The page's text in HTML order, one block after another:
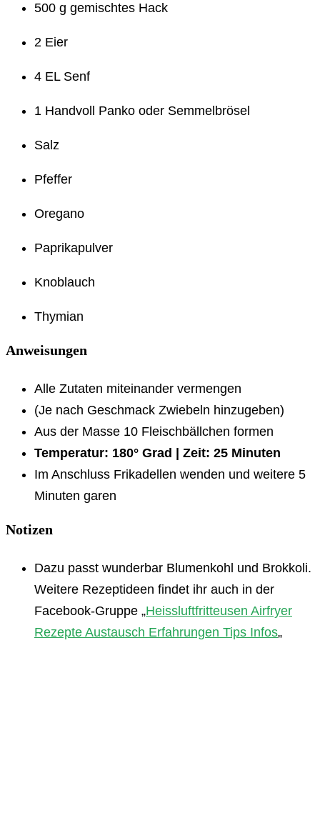
500 g gemischtes Hack
2 Eier
4 EL Senf
1 Handvoll Panko oder Semmelbrösel
Salz
Pfeffer
Oregano
Paprikapulver
Knoblauch
Thymian
Anweisungen
Alle Zutaten miteinander vermengen
(Je nach Geschmack Zwiebeln hinzugeben)
Aus der Masse 10 Fleischbällchen formen
Temperatur: 180° Grad | Zeit: 25 Minuten
Im Anschluss Frikadellen wenden und weitere 5
Minuten garen
Notizen
Dazu passt wunderbar Blumenkohl und Brokkoli.
Weitere Rezeptideen findet ihr auch in der
Facebook-Gruppe „Heissluftfritteusen Airfryer
Rezepte Austausch Erfahrungen Tips Infos„